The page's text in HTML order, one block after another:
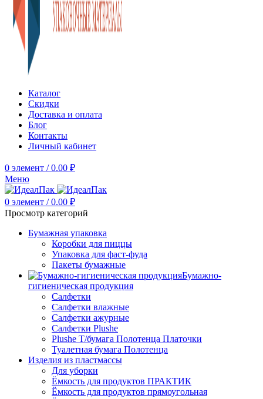
Каталог
Скидки
Доставка и оплата
Блог
Контакты
Личный кабинет
0 элемент / 0.00 ₽
Меню
0 элемент / 0.00 ₽
Просмотр категорий
Бумажная упаковка
Коробки для пиццы
Упаковка для фаст-фуда
Пакеты бумажные
Бумажно-
гигиеническая продукция
Салфетки
Салфетки влажные
Салфетки ажурные
Салфетки Plushe
Plushe Т/бумага Полотенца Платочки
Туалетная бумага Полотенца
Изделия из пластмассы
Для уборки
Ёмкость для продуктов ПРАКТИК
Ёмкость для продуктов прямоугольная